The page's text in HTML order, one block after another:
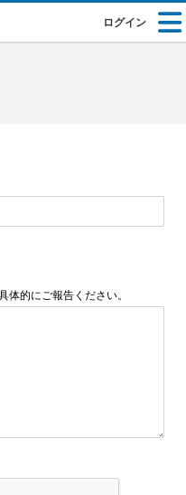
ログイン
体的にご報告ください。